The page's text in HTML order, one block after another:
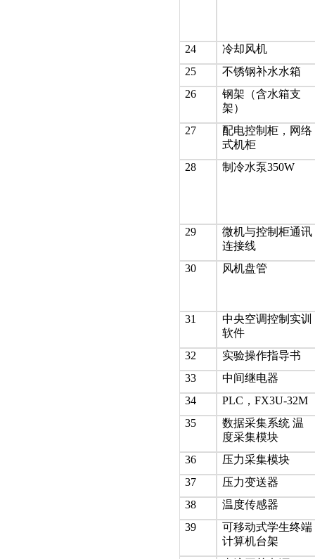
24
冷却风机
25
不锈钢补水水箱
26
钢架（含水箱支
架）
27
配电控制柜，网络
式机柜
28
制冷水泵350W
29
微机与控制柜通讯
连接线
30
风机盘管
31
中央空调控制实训
软件
32
实验操作指导书
33
中间继电器
34
PLC，FX3U-32M
35
数据采集系统 温
度采集模块
36
压力采集模块
37
压力变送器
38
温度传感器
39
可移动式学生终端
计算机台架